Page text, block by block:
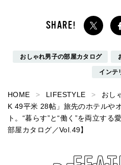
おしゃれ男子の部屋カタログ
インテ
HOME LIFESTYLE おし
K 49平米 28帖」旅先のホテルや
ト。“暮らす”と“働く”を両立す
部屋カタログ／Vol.49】